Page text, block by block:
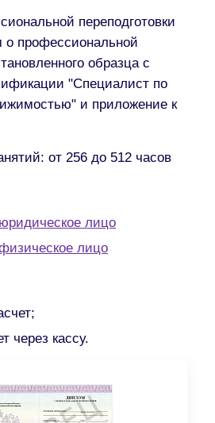
переподготовки
профессиональной
образца с
"Специалист по
и приложение к
от 256 до 512 часов
лицо
лицо
через кассу.